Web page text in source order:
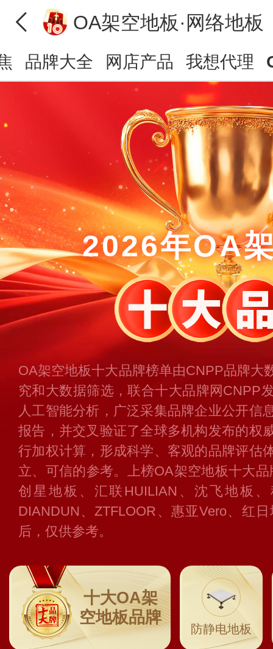
OA架空地板·网络地板
品牌大全 网店产品 我想代理
2026年OA
OA架空地板十大品牌榜单由CNPP品牌大
究和大数据筛选，联合十大品牌网CNPP
人工智能分析，广泛采集品牌企业公开信
报告，并交叉验证了全球多机构发布的权
行加权计算，形成科学、客观的品牌评估
立、可信的参考。上榜OA架空地板十大
创星地板、汇联HUILIAN、沈飞地板
DIANDUN、ZTFLOOR、惠亚Vero、红
后，仅供参考。
十大OA架
空地板品牌
防静电地板